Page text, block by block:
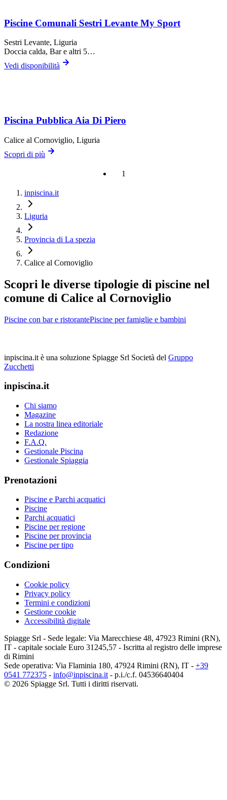
Piscine Comunali Sestri Levante My Sport
Sestri Levante, Liguria
Doccia calda, Bare altri 5…
Vedi disponibilità
Piscina Pubblica Aia Di Piero
Calice al Cornoviglio, Liguria
Scopri di più
1
inpiscina.it
Liguria
Provincia di La spezia
Calice al Cornoviglio
Scopri le diverse tipologie di piscine nel
comune di Calice al Cornoviglio
Piscine con bar e ristorantePiscine per famiglie e bambini
inpiscina.it è una soluzione Spiagge Srl Società del Gruppo
Zucchetti
inpiscina.it
Chi siamo
Magazine
La nostra linea editoriale
Redazione
F.A.Q.
Gestionale Piscina
Gestionale Spiaggia
Prenotazioni
Piscine e Parchi acquatici
Piscine
Parchi acquatici
Piscine per regione
Piscine per provincia
Piscine per tipo
Condizioni
Cookie policy
Privacy policy
Termini e condizioni
Gestione cookie
Accessibilità digitale
Spiagge Srl - Sede legale: Via Marecchiese 48, 47923 Rimini (RN),
IT - capitale sociale Euro 31245,57 - Iscritta al registro delle imprese
di Rimini
Sede operativa: Via Flaminia 180, 47924 Rimini (RN), IT - +39
0541 772375 - info@inpiscina.it - p.i./c.f. 04536640404
© 2026 Spiagge Srl. Tutti i diritti riservati.